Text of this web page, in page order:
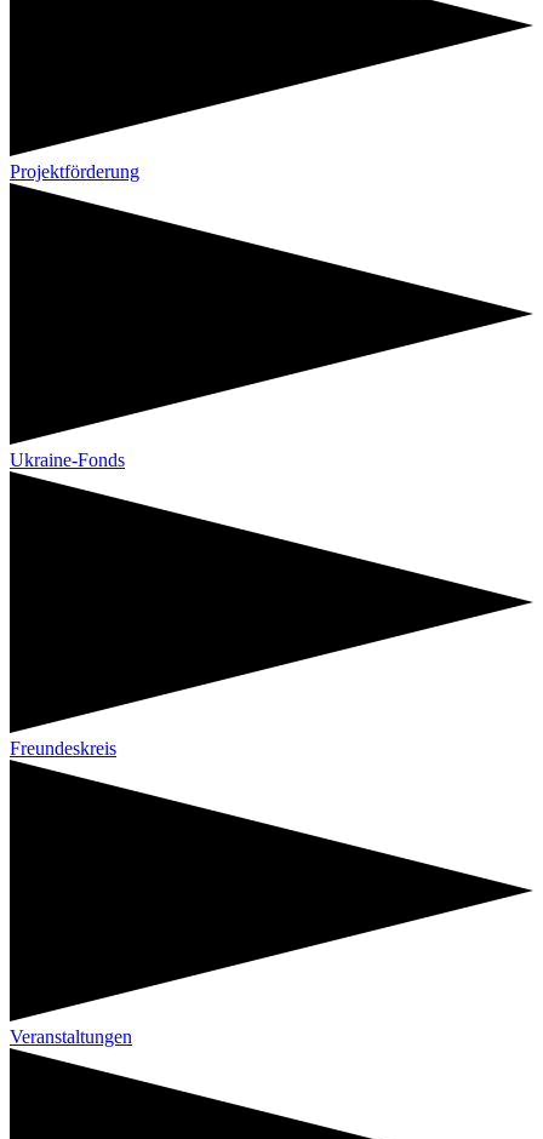
Projektförderung
Ukraine-Fonds
Freundeskreis
Veranstaltungen